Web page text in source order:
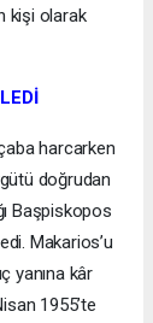
kişi olarak
harcarken
doğrudan
Başpiskopos
Makarios’u
yanına kâr
1955’te